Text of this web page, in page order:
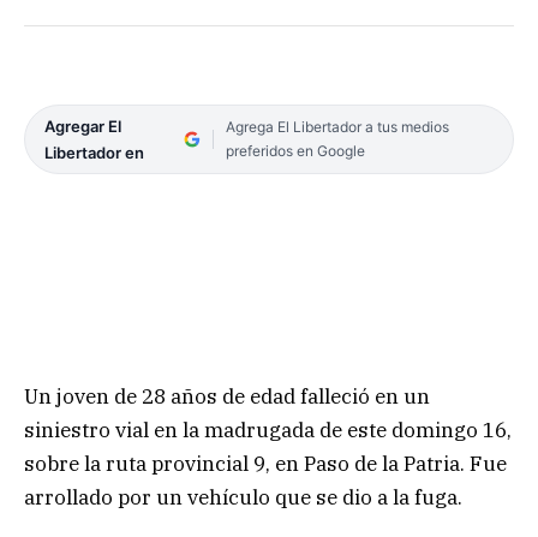
Agregar El
Libertador en
Agrega El Libertador a tus medios
preferidos en Google
Un joven de 28 años de edad falleció en un
siniestro vial en la madrugada de este domingo 16,
sobre la ruta provincial 9, en Paso de la Patria. Fue
arrollado por un vehículo que se dio a la fuga.